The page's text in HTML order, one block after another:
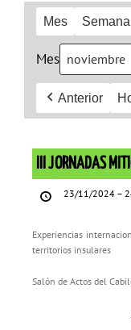
Mes Semana
Mes
Anterior
JORNADAS
MITIGAR
RIESGO
VOLCÁNICO
III JORNADAS
23/11/2024 –
Experiencias
territorios insulares
Salón de Actos del